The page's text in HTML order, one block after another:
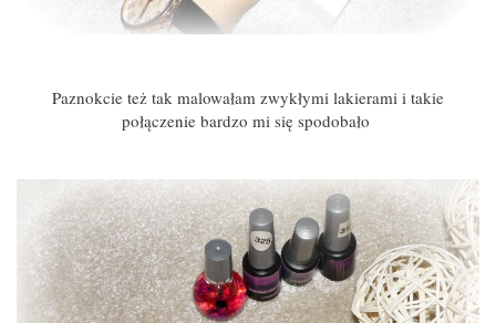
Paznokcie też tak malowałam zwykłymi lakierami i takie
połączenie bardzo mi się spodobało